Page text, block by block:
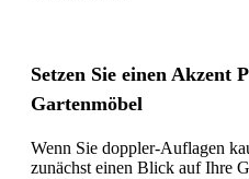
Setzen Sie einen Akzent
Gartenmöbel
Wenn Sie doppler-Auflagen
zunächst einen Blick auf Ihre